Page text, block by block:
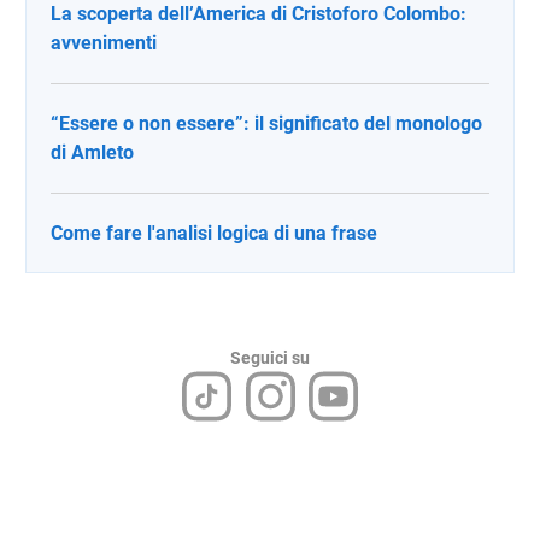
La scoperta dell’America di Cristoforo Colombo:
avvenimenti
“Essere o non essere”: il significato del monologo
di Amleto
Come fare l'analisi logica di una frase
Seguici su